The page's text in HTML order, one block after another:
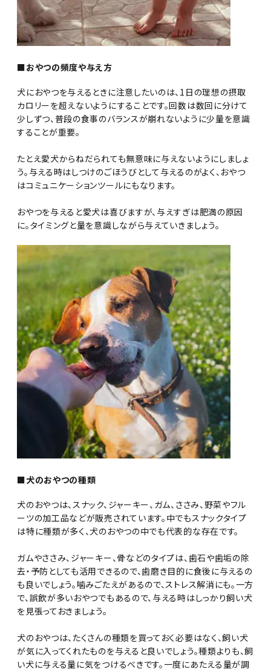
■おやつの頻度や与え方
犬におやつを与えるときに注意したいのは、1日の理想の摂取
カロリーを超えないようにすることです。回数は数回に分けて
少しずつ、普段の食事のバランスが崩れないように少量を意識
することが重要。
たとえ愛犬からねだられても無意味に与えないようにしましょ
う。与える時はしつけのごほうびとして与えるのがよく、おやつ
はコミュニケーションツールにもなります。
おやつを与えると愛犬は喜びますが、与えすぎは肥満の原因
に。タイミングと量を意識しながら与えていきましょう。
■犬のおやつの種類
犬のおやつは、スナック、ジャーキー、ガム、ささみ、野菜やフル
ーツの加工品などが販売されています。中でもスナックタイプ
は特に種類が多く、犬のおやつの中でも代表的な存在です。
ガムやささみ、ジャーキー、骨などのタイプは、歯石や歯垢の除
去・予防としても活用できるので、歯磨き目的に食後に与えるの
も良いでしょう。噛みごたえがあるので、ストレス解消にも。一方
で、誤飲が多いおやつでもあるので、与える時はしっかり飼い犬
を見張っておきましょう。
犬のおやつは、たくさんの種類を買っておく必要はなく、飼い犬
が気に入ってくれたものを与えると良いでしょう。種類よりも、飼
い犬に与える量に気をつけるべきです。一度にあたえる量が調